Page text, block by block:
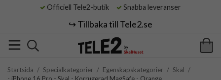
Officiell Tele2-butik Snabba leveranser
↪️ Tillbaka till Tele2.se
Startsida / Specialkategorier / Egenskapskategorier / Skal /